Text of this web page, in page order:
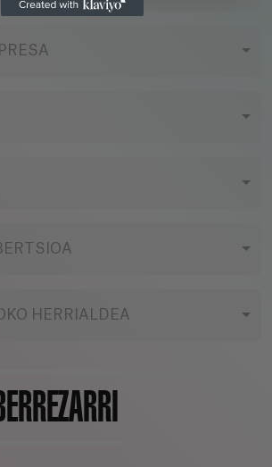
HERRIALDEA